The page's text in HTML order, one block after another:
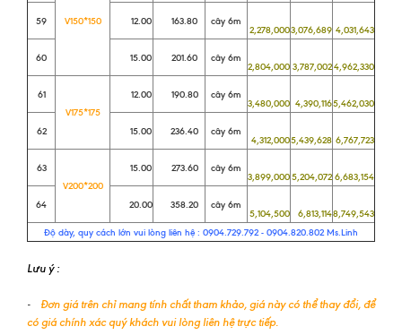
V150*150
59 12.00 163.80 cây 6m
2,278,0003,076,689 4,031,643
60 15.00 201.60 cây 6m
2,804,000 3,787,0024,962,330
61
V175*175
12.00 190.80 cây 6m
3,480,000 4,390,1165,462,030
62 15.00 236.40 cây 6m
4,312,0005,439,628 6,767,723
63
V200*200
15.00 273.60 cây 6m
3,899,0005,204,072 6,683,154
64 20.00 358.20 cây 6m
5,104,500 6,813,1148,749,543
Độ dày, quy cách lớn vui lòng liên hệ : 0904.729.792 - 0904.820.802 Ms.Linh
Lưu ý :
-
Đơn giá trên chỉ mang tính chất tham khảo, giá này có thể thay đổi, để
có giá chính xác quý khách vui lòng liên hệ trực tiếp.